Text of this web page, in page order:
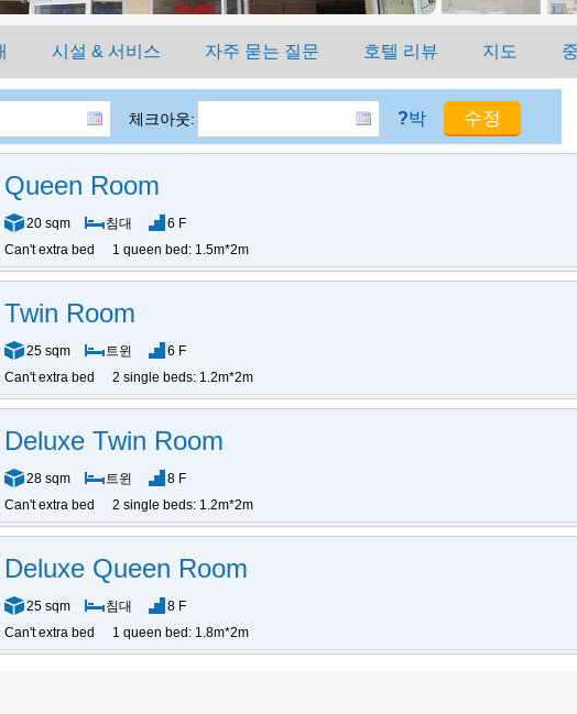
시설 & 서비스 자주 묻는 질문 호텔 리뷰 지도
체크아웃: ?박
Queen Room
20 sqm 침대
6 F
Can't extra bed
1 queen bed: 1.5m*2m
Twin Room
25 sqm 트윈
6 F
Can't extra bed
2 single beds: 1.2m*2m
Deluxe Twin Room
28 sqm 트윈
8 F
Can't extra bed
2 single beds: 1.2m*2m
Deluxe Queen Room
25 sqm 침대
8 F
Can't extra bed
1 queen bed: 1.8m*2m